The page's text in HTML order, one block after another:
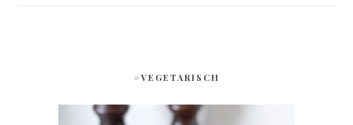
#VEGETARISCH